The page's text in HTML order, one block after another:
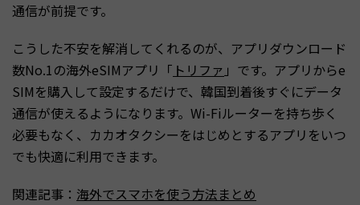
通信が前提です。
こうした不安を解消してくれるのが、アプリダウンロード
数No.1の海外eSIMアプリ「 トリファ 」です。アプリからe
SIMを購入して設定するだけで、韓国到着後すぐにデータ
通信が使えるようになります。Wi-Fiルーターを持ち歩く
必要もなく、カカオタクシーをはじめとするアプリをいつ
でも快適に利用できます。
関連記事： 海外でスマホを使う方法まとめ